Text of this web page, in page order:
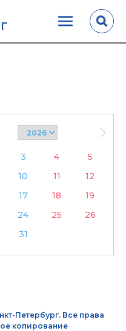
3 4
5
10 11
12
17 18
19
24 25
26
31
Петербург. Все права
копирование